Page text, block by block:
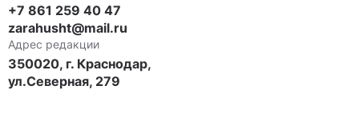
+7 861 259 40 47
zarahusht@mail.ru
Адрес редакции
350020, г. Краснодар,
ул.Северная, 279